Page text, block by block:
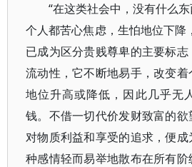
“在这类社会中，没有什么
个人都苦心焦虑，生怕地位下降
已成为区分贵贱尊卑的主要标
流动性，它不断地易手，改变
地位升高或降低，因此几乎无
钱。不借一切代价发财致富的欲
对物质利益和享受的追求，便
种感情轻而易举地散布在所有